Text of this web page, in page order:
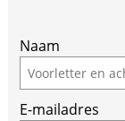
Naam
E-mailadres